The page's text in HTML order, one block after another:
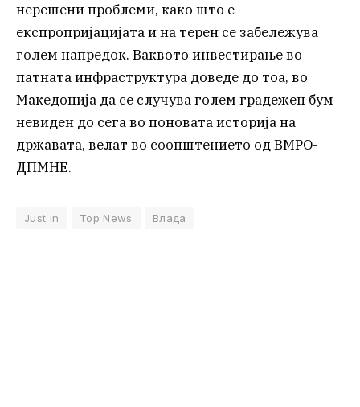
нерешени проблеми, како што е
експропријацијата и на терен се забележува
голем напредок. Ваквото инвестирање во
патната инфраструктура доведе до тоа, во
Македонија да се случува голем градежен бум
невиден до сега во поновата историја на
државата, велат во соопштението од ВМРО-
ДПМНЕ.
Just In Top News Влада